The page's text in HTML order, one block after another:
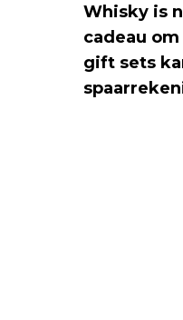
Whisky is
cadeau
gift sets